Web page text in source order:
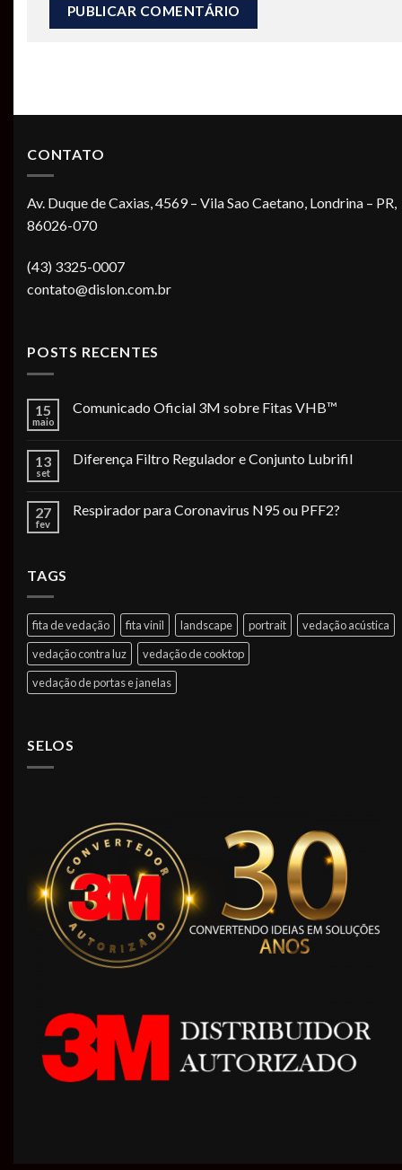
CONTATO
Av. Duque de Caxias, 4569 – Vila Sao Caetano, Londrina – PR,
86026-070
(43) 3325-0007
contato@dislon.com.br
POSTS RECENTES
15
maio
Comunicado Oficial 3M sobre Fitas VHB™
13
set
Diferença Filtro Regulador e Conjunto Lubrifil
27
fev
Respirador para Coronavirus N95 ou PFF2?
TAGS
fita de vedação fita vinil landscape portrait
vedação acústica
vedação contra luz
vedação de cooktop
vedação de portas e janelas
SELOS